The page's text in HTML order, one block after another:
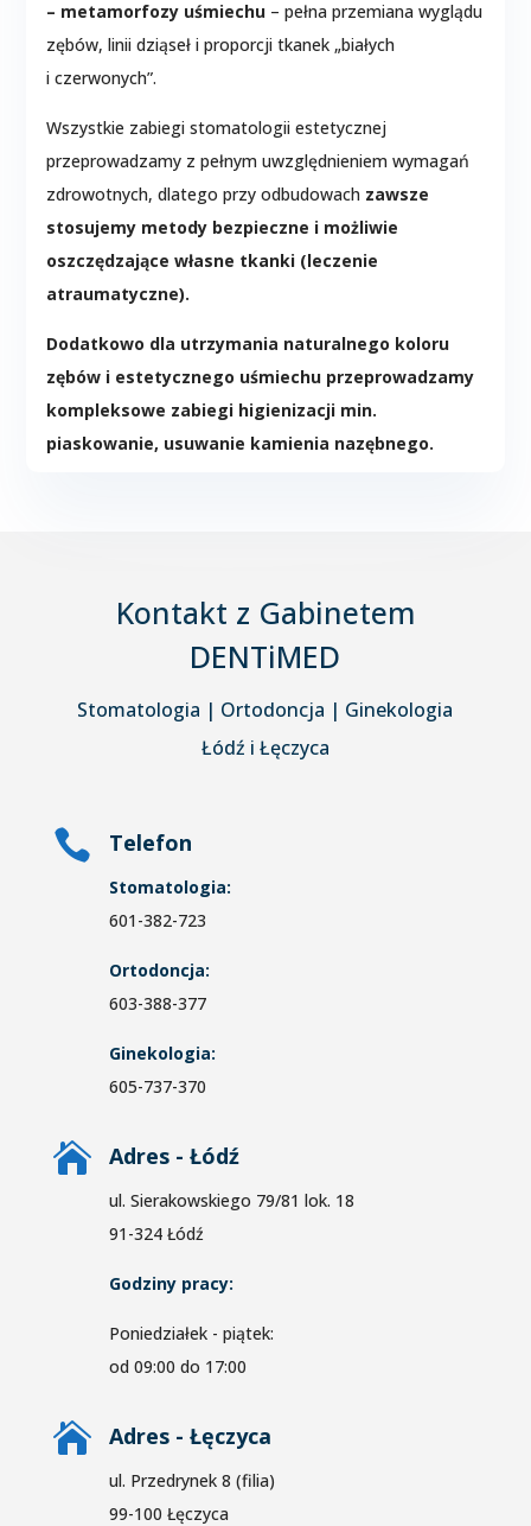
– metamorfozy uśmiechu – pełna przemiana wyglądu
zębów, linii dziąseł i proporcji tkanek „białych
i czerwonych”.
Wszystkie zabiegi stomatologii estetycznej
przeprowadzamy z pełnym uwzględnieniem wymagań
zdrowotnych, dlatego przy odbudowach zawsze
stosujemy metody bezpieczne i możliwie
oszczędzające własne tkanki (leczenie
atraumatyczne).
Dodatkowo dla utrzymania naturalnego koloru
zębów i estetycznego uśmiechu przeprowadzamy
kompleksowe zabiegi higienizacji min.
piaskowanie, usuwanie kamienia nazębnego.
Kontakt z Gabinetem
DENTiMED
Stomatologia | Ortodoncja | Ginekologia
Łódź i Łęczyca
 Telefon
Stomatologia:
601-382-723
Ortodoncja:
603-388-377
Ginekologia:
605-737-370
 Adres - Łódź
ul. Sierakowskiego 79/81 lok. 18
91-324 Łódź
Godziny pracy:
Poniedziałek - piątek:
od 09:00 do 17:00
 Adres - Łęczyca
ul. Przedrynek 8 (filia)
99-100 Łęczyca